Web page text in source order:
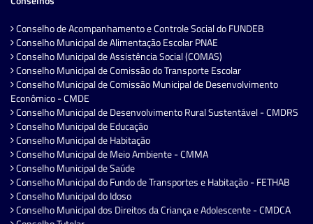
Conselho de Acompanhamento e Controle Social do FUNDEB
Conselho Municipal de Alimentação Escolar PNAE
Conselho Municipal de Assistência Social (COMAS)
Conselho Municipal de Comissão do Transporte Escolar
Conselho Municipal de Comissão Municipal de Desenvolvimento
Econômico - CMDE
Conselho Municipal de Desenvolvimento Rural Sustentável - CMDRS
Conselho Municipal de Educação
Conselho Municipal de Habitação
Conselho Municipal de Meio Ambiente - CMMA
Conselho Municipal de Saúde
Conselho Municipal do Fundo de Transportes e Habitação - FETHAB
Conselho Municipal do Idoso
Conselho Municipal dos Direitos da Criança e Adolescente - CMDCA